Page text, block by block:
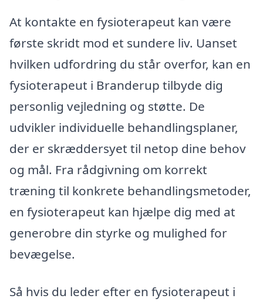
At kontakte en fysioterapeut kan være
første skridt mod et sundere liv. Uanset
hvilken udfordring du står overfor, kan en
fysioterapeut i Branderup tilbyde dig
personlig vejledning og støtte. De
udvikler individuelle behandlingsplaner,
der er skræddersyet til netop dine behov
og mål. Fra rådgivning om korrekt
træning til konkrete behandlingsmetoder,
en fysioterapeut kan hjælpe dig med at
generobre din styrke og mulighed for
bevægelse.
Så hvis du leder efter en fysioterapeut i